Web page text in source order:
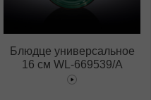
Блюдце универсальное
16 см WL‑669539/A